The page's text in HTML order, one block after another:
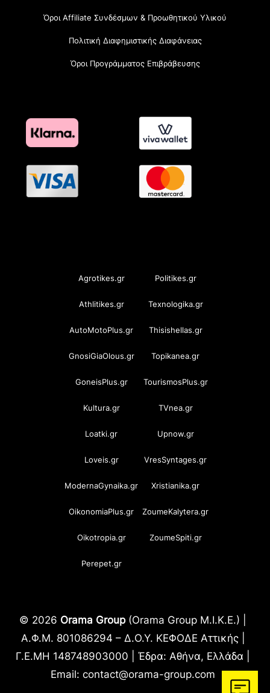
Όροι Affiliate Συνδέσμων & Προωθητικού Υλικού
Πολιτική Διαφημιστικής Διαφάνειας
Όροι Προγράμματος Επιβράβευσης
Agrotikes.gr Politikes.gr
Athlitikes.gr Texnologika.gr
AutoMotoPlus.gr Thisishellas.gr
GnosiGiaOlous.gr Topikanea.gr
GoneisPlus.gr TourismosPlus.gr
Kultura.gr TVnea.gr
Loatki.gr Upnow.gr
Loveis.gr VresSyntages.gr
ModernaGynaika.gr Xristianika.gr
OikonomiaPlus.gr ZoumeKalytera.gr
Oikotropia.gr ZoumeSpiti.gr
Perepet.gr
© 2026 Orama Group(Orama Group Μ.Ι.Κ.Ε.) |
Α.Φ.Μ. 801086294 – Δ.Ο.Υ. ΚΕΦΟΔΕ Αττικής |
Γ.Ε.ΜΗ 148748903000 | Έδρα: Αθήνα, Ελλάδα |
Email: contact@orama-group.com